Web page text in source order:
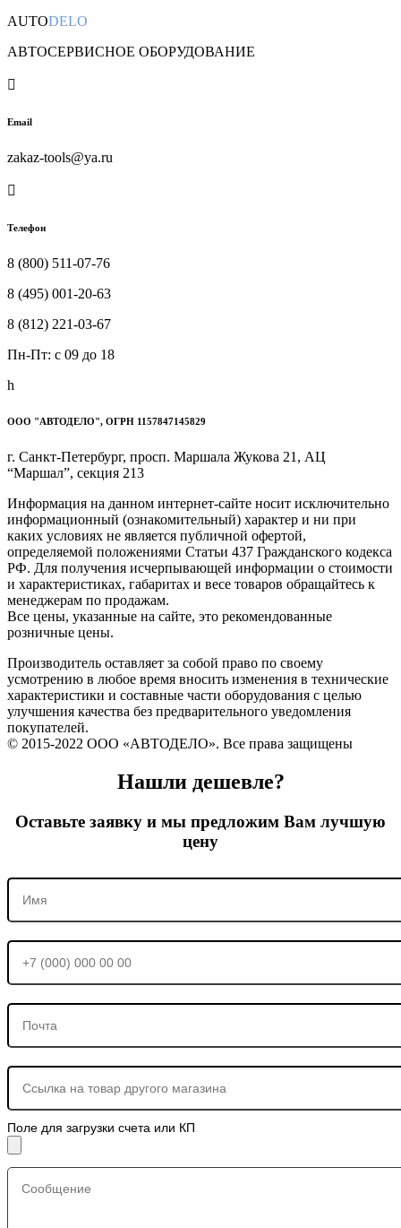
AUTODELO
АВТОСЕРВИСНОЕ ОБОРУДОВАНИЕ

Email
zakaz-tools@ya.ru

Телефон
8 (800) 511-07-76
8 (495) 001-20-63
8 (812) 221-03-67
Пн-Пт: c 09 до 18
h
ООО "АВТОДЕЛО", ОГРН 1157847145829
г. Санкт-Петербург, просп. Маршала Жукова 21, АЦ
“Маршал”, секция 213
Информация на данном интернет-сайте носит исключительно
информационный (ознакомительный) характер и ни при
каких условиях не является публичной офертой,
определяемой положениями Статьи 437 Гражданского кодекса
РФ. Для получения исчерпывающей информации о стоимости
и характеристиках, габаритах и весе товаров обращайтесь к
менеджерам по продажам.
Все цены, указанные на сайте, это рекомендованные
розничные цены.
Производитель оставляет за собой право по своему
усмотрению в любое время вносить изменения в технические
характеристики и составные части оборудования с целью
улучшения качества без предварительного уведомления
покупателей.
© 2015-2022 ООО «АВТОДЕЛО». Все права защищены
Нашли дешевле?
Оставьте заявку и мы предложим Вам лучшую
цену
Поле для загрузки счета или КП